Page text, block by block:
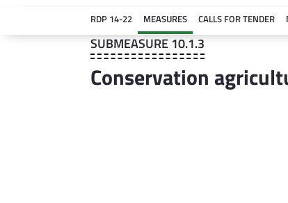
RDP 14-22 MEASURES CALLS FOR TENDER
Submeasure 10.1.3SUBMEASURE 10.1.3
Conservation